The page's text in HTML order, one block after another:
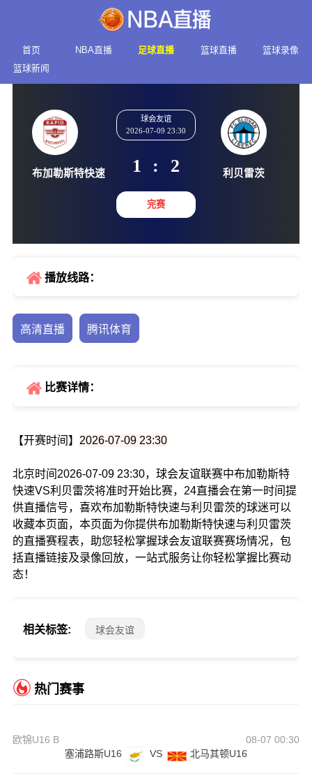
首页 NBA直播 足球直播 篮球直播
篮球录像
篮球新闻
布加勒斯特快速
2026-07-09 23:30
1 :
播放线路：
高清直播 腾讯体育
比赛详情：
【开赛时间】 2026-07-09 23:30
北京时间2026-07-09 23:30，球会友谊联赛中布加勒斯特
快速VS利贝雷茨将准时开始比赛，24直播会在第一时间提
供直播信号，喜欢布加勒斯特快速与利贝雷茨的球迷可以
收藏本页面，本页面为你提供布加勒斯特快速与利贝雷茨
的直播赛程表，助您轻松掌握球会友谊联赛赛场情况，包
括直播链接及录像回放，一站式服务让你轻松掌握比赛动
态！
相关标签: 球会友谊
热门赛事
欧锦U16 B
08-07 00:30
塞浦路斯U16
VS 北马其顿U16